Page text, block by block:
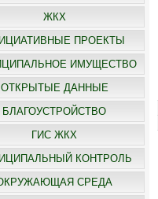
ЖКХ
ПРОЕКТЫ
ИМУЩЕСТВО
ОТКРЫТЫЕ ДАННЫЕ
БЛАГОУСТРОЙСТВО
ГИС ЖКХ
КОНТРОЛЬ
СРЕДА